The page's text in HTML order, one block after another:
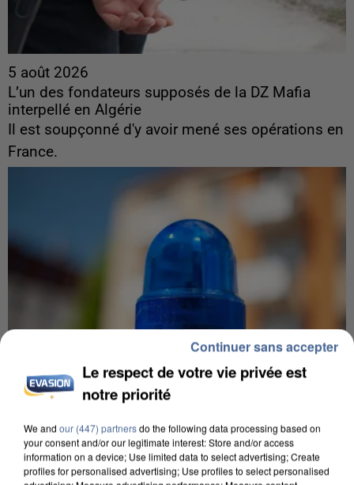
5 août 2026
L’un des fondateurs supposés de la DZ Mafia
interpellé en Algérie
Il est soupçonné d'y avoir mené ses opérations en
France.
5 août 2026
Une enquête ouverte à Marseille après la
découverte d’un enfant de...
Le respect de votre vie privée est
notre priorité
We and our (447) partnersdo the following data processing based on
your consent and/or our legitimate interest: Store and/or access
information on a device; Use limited data to select advertising; Create
profiles for personalised advertising; Use profiles to select personalised
Continuer sans accepter